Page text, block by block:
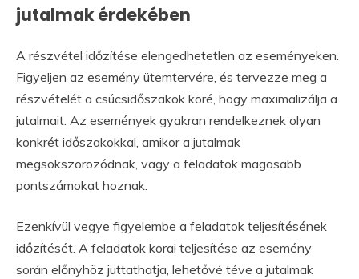
jutalmak érdekében
A részvétel időzítése elengedhetetlen az eseményeken.
Figyeljen az esemény ütemtervére, és tervezze meg a
részvételét a csúcsidőszakok köré, hogy maximalizálja a
jutalmait. Az események gyakran rendelkeznek olyan
konkrét időszakokkal, amikor a jutalmak
megsokszorozódnak, vagy a feladatok magasabb
pontszámokat hoznak.
Ezenkívül vegye figyelembe a feladatok teljesítésének
időzítését. A feladatok korai teljesítése az esemény
során előnyhöz juttathatja, lehetővé téve a jutalmak